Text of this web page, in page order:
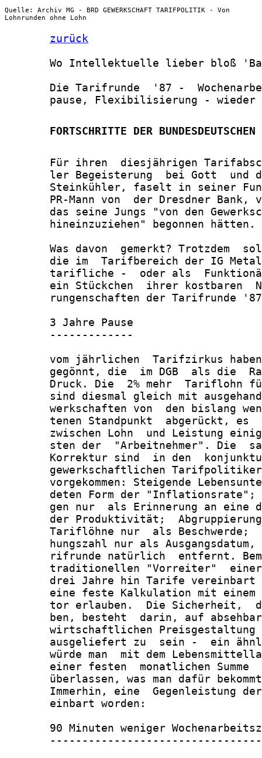
Quelle: Archiv MG - BRD GEWERKSCHAFT TARIFPOLITIK - Von
Lohnrunden ohne Lohn
zurück
Wo Intellektuelle lieber bloß
Die Tarifrunde  '87 -
pause, Flexibilisierung - wieder
FORTSCHRITTE DER BUNDESDEUTSCHEN
Für ihren  diesjährigen
ler Begeisterung  bei Gott  und
Steinkühler, faselt in seiner
PR-Mann von  der Dresdner Bank,
das seine Jungs "von den
       hineinzuziehen" begonnen hätten.
Was davon  gemerkt? Trotzdem
die im  Tarifbereich der IG
tarifliche -  oder als
ein Stückchen  ihrer kostbaren
rungenschaften der Tarifrunde
       3 Jahre Pause
       -------------
vom jährlichen  Tarifzirkus
gegönnt, die  im DGB  als die
Druck. Die  2% mehr  Tariflohn
sind diesmal gleich mit
werkschaften von  den bislang
tenen Standpunkt  abgerückt, es
zwischen Lohn  und Leistung
sten der  "Arbeitnehmer". Die
Korrektur sind  in den
gewerkschaftlichen
vorgekommen: Steigende
deten Form der
gen nur  als Erinnerung an eine
der Produktivität;
Tariflöhne nur  als Beschwerde;
hungszahl nur als
rifrunde natürlich  entfernt.
traditionellen "Vorreiter"
drei Jahre hin Tarife
eine feste Kalkulation mit
tor erlauben.  Die Sicherheit,
ben, besteht  darin, auf
wirtschaftlichen
ausgeliefert zu  sein -  ein
würde man  mit dem
einer festen  monatlichen Summe
überlassen, was man dafür
Immerhin, eine  Gegenleistung
       einbart worden:
90 Minuten weniger